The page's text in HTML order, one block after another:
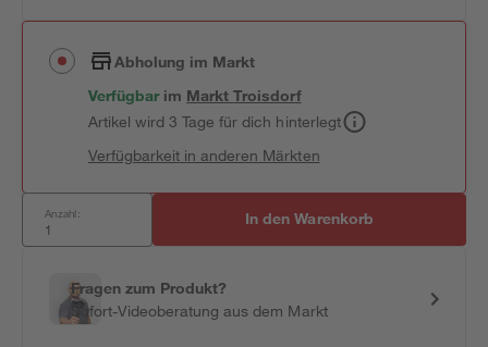
Abholung im Markt
Verfügbar im MarktTroisdorf
Artikel wird 3 Tage für dich hinterlegt
Verfügbarkeit in anderen Märkten
Anzahl: In den Warenkorb
Fragen zum Produkt?
Sofort-Videoberatung aus dem Markt